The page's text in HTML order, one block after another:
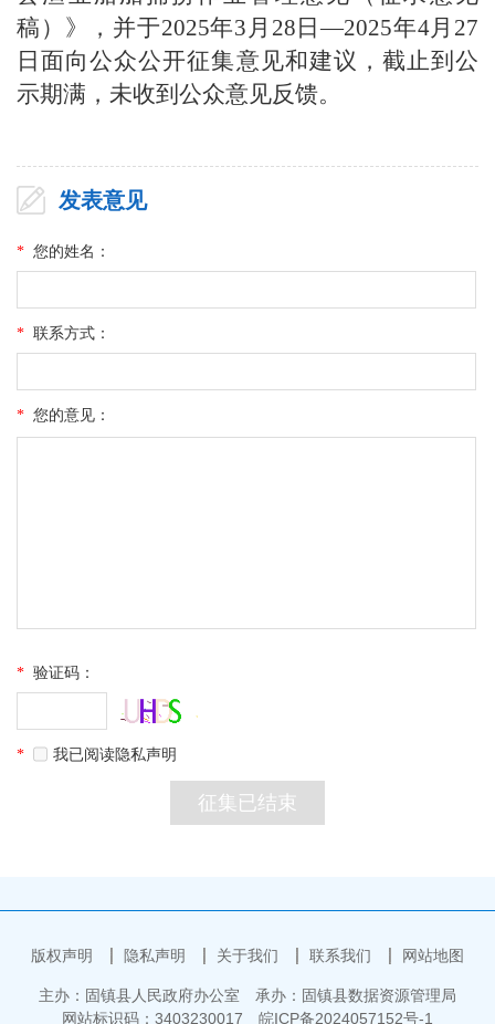
稿）》，并于2025年3月28日—2025年4月27
日面向公众公开征集意见和建议，截止到公
示期满，未收到公众意见反馈。
发表意见
* 您的姓名：
* 联系方式：
* 您的意见：
* 验证码：
* 我已阅读隐私声明
版权声明 隐私声明 关于我们 联系我们 网站地图
主办：固镇县人民政府办公室
承办：固镇县数据资源管理局
网站标识码：3403230017
皖ICP备2024057152号-1